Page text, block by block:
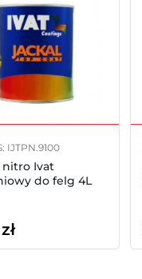
IJTPN.9100
nitro Ivat
do felg 4L
zł